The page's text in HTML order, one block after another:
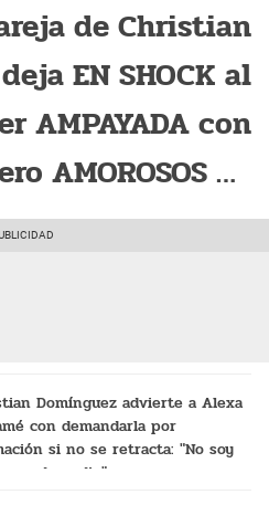
de Christian
EN SHOCK al
AMPAYADA con
AMOROSOS en
concierto
Domínguez advierte a Alexa
con demandarla por
si no se retracta: "No soy
de nadie"